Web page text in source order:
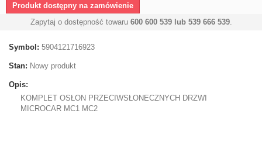
Produkt dostępny na zamówienie
Zapytaj o dostępność towaru 600 600 539 lub 539 666 539.
Symbol: 5904121716923
Stan: Nowy produkt
Opis:
KOMPLET OSŁON PRZECIWSŁONECZNYCH DRZWI
MICROCAR MC1 MC2